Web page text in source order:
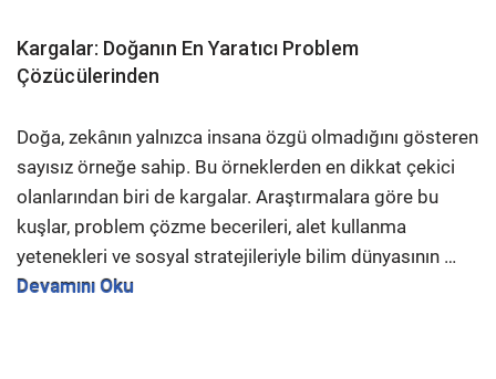
Kargalar: Doğanın En Yaratıcı Problem
Çözücülerinden
Doğa, zekânın yalnızca insana özgü olmadığını gösteren
sayısız örneğe sahip. Bu örneklerden en dikkat çekici
olanlarından biri de kargalar. Araştırmalara göre bu
kuşlar, problem çözme becerileri, alet kullanma
yetenekleri ve sosyal stratejileriyle bilim dünyasının …
Devamını Oku